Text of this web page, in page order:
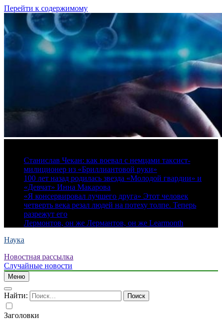
Перейти к содержимому
Станислав Чекан: как воевал с немцами таксист-
милиционер из «Бриллиантовой руки»
100 лет назад родилась звезда «Молодой гвардии» и
«Девчат» Инна Макарова
«Я консервировал лучшего друга» Этот человек
четверть века резал людей на потеху толпе. Теперь
разрежут его
Лермонтов, он же Лермантов, он же Learmonth
Наука
Новостная рассылка
Случайные новости
Меню
Найти:
Заголовки